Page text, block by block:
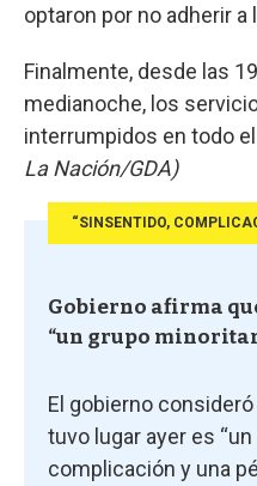
optaron por no adherir a
Finalmente, desde las
medianoche, los
interrumpidos en todo
La Nación/GDA)
“SINSENTIDO,
Gobierno afirma
“un grupo
El gobierno
tuvo lugar ayer es
complicación y una